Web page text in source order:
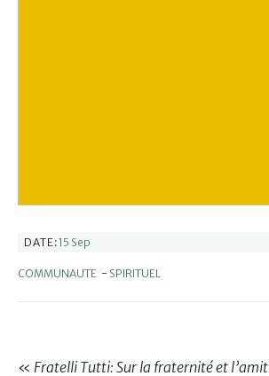
DATE:15 Sep
COMMUNAUTE - SPIRITUEL
« Fratelli Tutti: Sur la fraternité et